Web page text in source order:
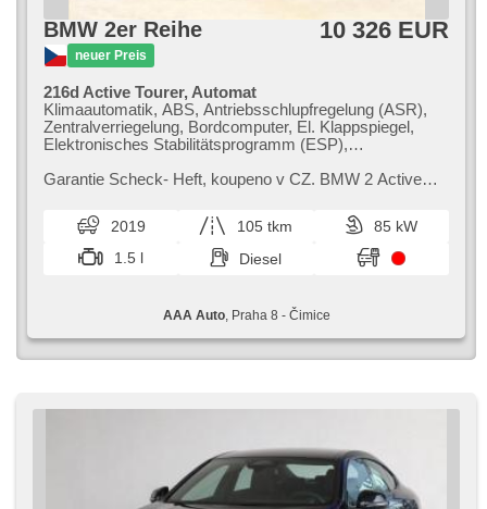
BMW 2er Reihe
neuer Preis
10 326 EUR
216d Active Tourer, Automat
Klimaautomatik, ABS, Antriebsschlupfregelung (ASR),
Zentralverriegelung, Bordcomputer, El. Klappspiegel,
Elektronisches Stabilitätsprogramm (ESP),
Scheibenwischersensor, starten per Taste,
Servolenkung, El. Seitenscheiben, Dachträger, Autoradio,
Automatikgetriebe
Garantie Scheck​- Heft,​ koupeno v CZ. BMW 2 Active
kombinuje pohodlí s moderní výb...
2019 105 tkm
85 kW
1.5 l
Diesel
AAA Auto, Praha 8 - Čimice